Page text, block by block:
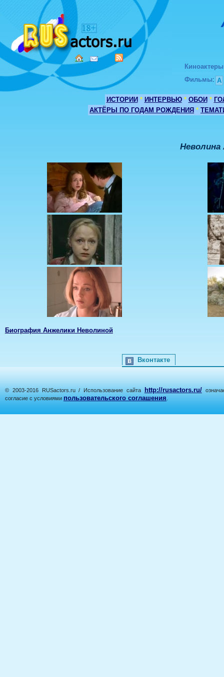
Киноактеры
Фильмы: А
ИСТОРИИ * ИНТЕРВЬЮ * ОБОИ *
АКТЁРЫ ПО ГОДАМ РОЖДЕНИЯ *
Неволина
Биография Анжелики Неволиной
Вконтакте
© 2003-2016 RUSactors.ru / Использование сайта http://rusactors.ru/
согласие с условиями пользовательского соглашения